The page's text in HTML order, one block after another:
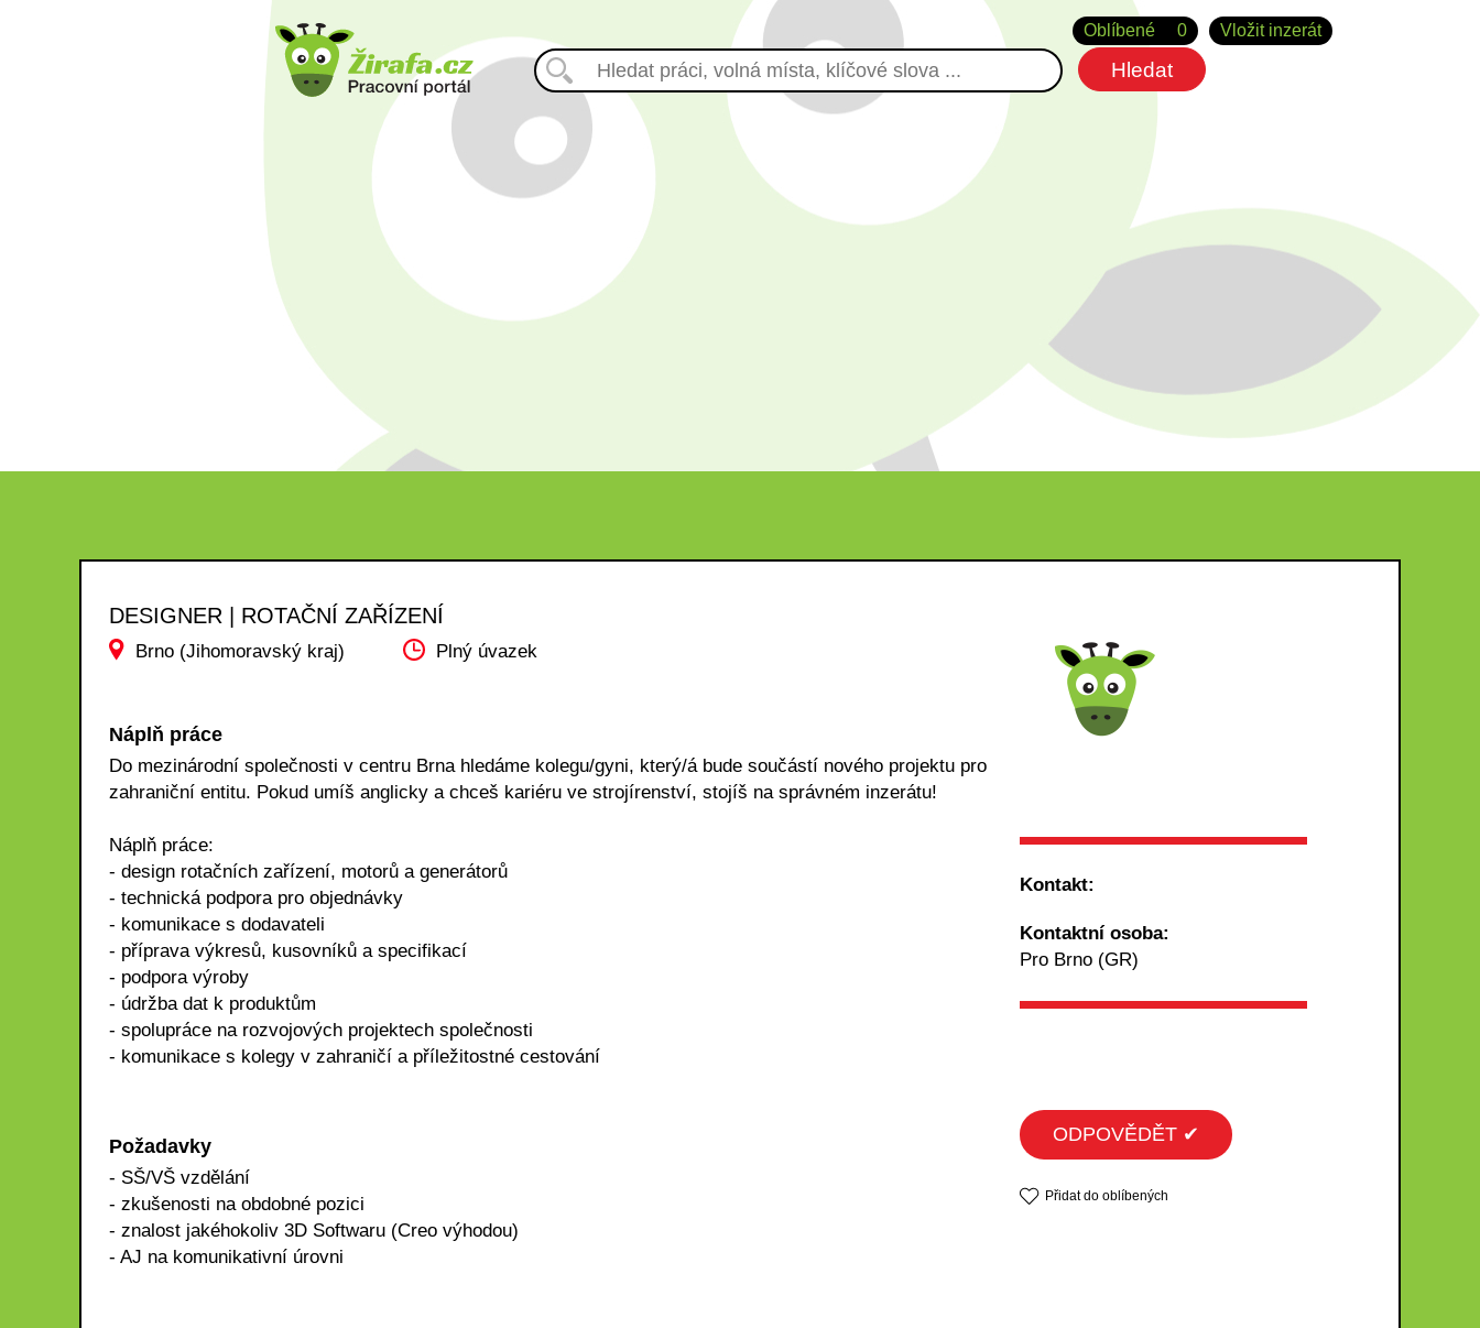
Vložit inzerát
Oblíbené 0
DESIGNER | ROTAČNÍ ZAŘÍZENÍ
Brno (Jihomoravský kraj) Plný úvazek
Náplň práce
Do mezinárodní společnosti v centru Brna hledáme kolegu/gyni, který/á bude součástí nového projektu pro
zahraniční entitu. Pokud umíš anglicky a chceš kariéru ve strojírenství, stojíš na správném inzerátu!
Náplň práce:
- design rotačních zařízení, motorů a generátorů
- technická podpora pro objednávky
- komunikace s dodavateli
- příprava výkresů, kusovníků a specifikací
- podpora výroby
- údržba dat k produktům
- spolupráce na rozvojových projektech společnosti
- komunikace s kolegy v zahraničí a příležitostné cestování
Požadavky
- SŠ/VŠ vzdělání
- zkušenosti na obdobné pozici
- znalost jakéhokoliv 3D Softwaru (Creo výhodou)
- AJ na komunikativní úrovni
Kontakt:
Kontaktní osoba:
Pro Brno (GR)
ODPOVĚDĚT ✔
Přidat do oblíbených